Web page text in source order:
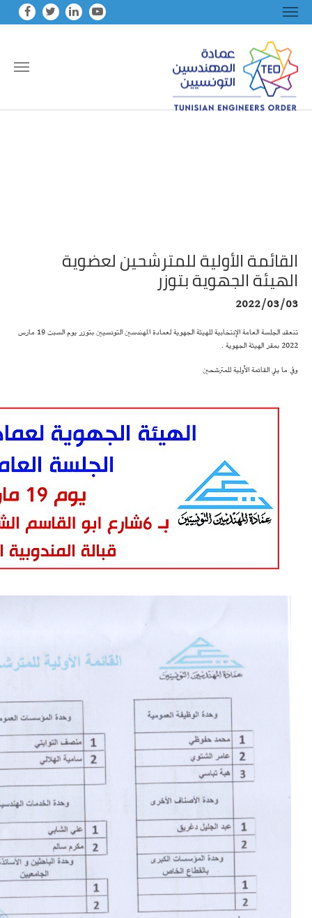
القائمة الأولية للمترشحين لعضوية
الهيئة الجهوية بتوزر
2022/03/03
تنعقد الجلسة العامة الإنتخابية للهيئة الجهوية لعمادة المهندسين التونسيين بتوزر يوم السبت 19 مارس
2022 بمقر الهيئة الجهوية .
وفي ما يلي القائمة الأولية للمترشحين